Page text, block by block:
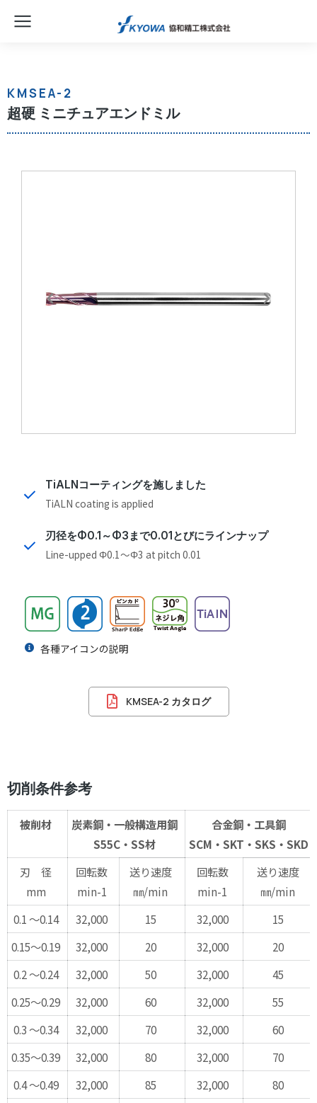
KMSEA-2
超硬 ミニチュアエンドミル
TiALNコーティングを施しました
TiALN coating is applied
刃径をΦ0.1～Φ3まで0.01とびにラインナップ
Line-upped Φ0.1～Φ3 at pitch 0.01
各種アイコンの説明
KMSEA-2 カタログ
切削条件参考
被削材
炭素鋼・一般構造用鋼
S55C・SS材
合金鋼・工具鋼
SCM・SKT・SKS・SKD
刃 径
mm
回転数
min-1
送り速度
㎜/min
回転数
min-1
送り速度
㎜/min
0.1 ～0.14
32,000 15 32,000
15
0.15～0.19
32,000 20 32,000
20
0.2 ～0.24
32,000 50 32,000
45
0.25～0.29
32,000 60 32,000
55
0.3 ～0.34
32,000 70 32,000
60
0.35～0.39
32,000 80 32,000
70
0.4 ～0.49
32,000 85 32,000
80